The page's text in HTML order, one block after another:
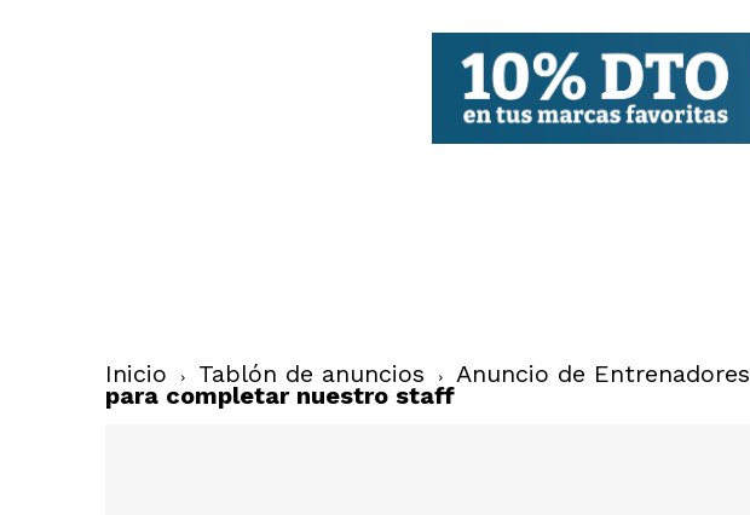
Inicio Tablón de anuncios Anuncio de Entrenadores
para completar nuestro staff